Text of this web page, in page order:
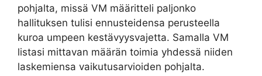
pohjalta, missä VM määritteli paljonko
hallituksen tulisi ennusteidensa perusteella
kuroa umpeen kestävyysvajetta. Samalla VM
listasi mittavan määrän toimia yhdessä niiden
laskemiensa vaikutusarvioiden pohjalta.